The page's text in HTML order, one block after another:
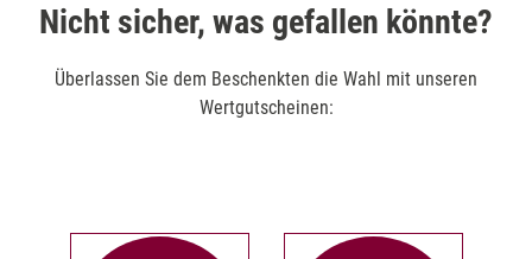
Nicht sicher, was gefallen könnte?
Überlassen Sie dem Beschenkten die Wahl mit unseren
Wertgutscheinen: